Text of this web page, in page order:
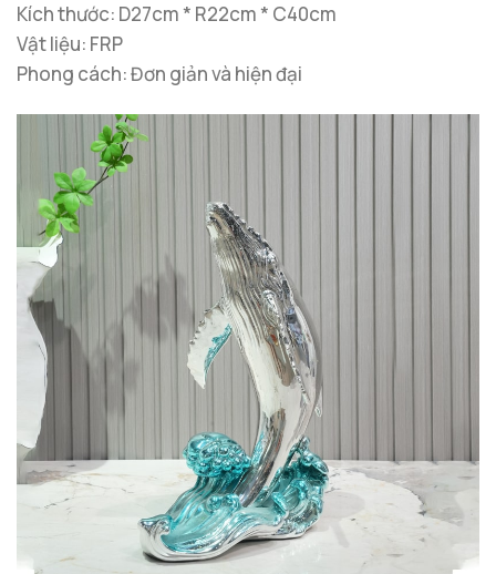
Kích thước: D27cm * R22cm * C40cm
Vật liệu: FRP
Phong cách: Đơn giản và hiện đại